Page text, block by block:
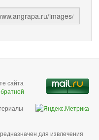
сайта
для извлечения